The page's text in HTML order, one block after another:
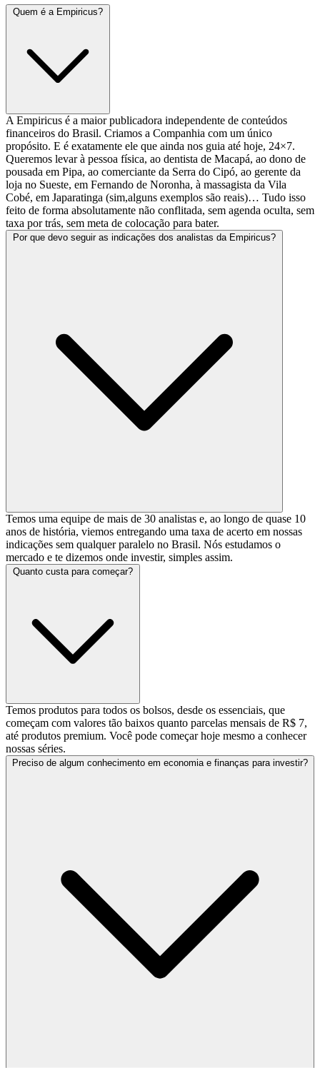
Quem é a Empiricus?
A Empiricus é a maior publicadora independente de conteúdos
financeiros do Brasil. Criamos a Companhia com um único
propósito. E é exatamente ele que ainda nos guia até hoje, 24×7.
Queremos levar à pessoa física, ao dentista de Macapá, ao dono de
pousada em Pipa, ao comerciante da Serra do Cipó, ao gerente da
loja no Sueste, em Fernando de Noronha, à massagista da Vila
Cobé, em Japaratinga (sim,alguns exemplos são reais)… Tudo isso
feito de forma absolutamente não conflitada, sem agenda oculta, sem
taxa por trás, sem meta de colocação para bater.
Por que devo seguir as indicações dos analistas da Empiricus?
Temos uma equipe de mais de 30 analistas e, ao longo de quase 10
anos de história, viemos entregando uma taxa de acerto em nossas
indicações sem qualquer paralelo no Brasil. Nós estudamos o
mercado e te dizemos onde investir, simples assim.
Quanto custa para começar?
Temos produtos para todos os bolsos, desde os essenciais, que
começam com valores tão baixos quanto parcelas mensais de R$ 7,
até produtos premium. Você pode começar hoje mesmo a conhecer
nossas séries.
Preciso de algum conhecimento em economia e finanças para investir?